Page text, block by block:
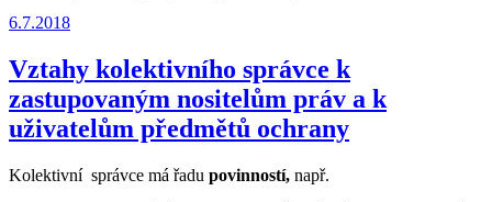
Publikováno
6.7.2018
Vztahy kolektivního správce k
zastupovaným nositelům práv a k
uživatelům předmětů ochrany
Kolektivní správce má řadu povinností, např.